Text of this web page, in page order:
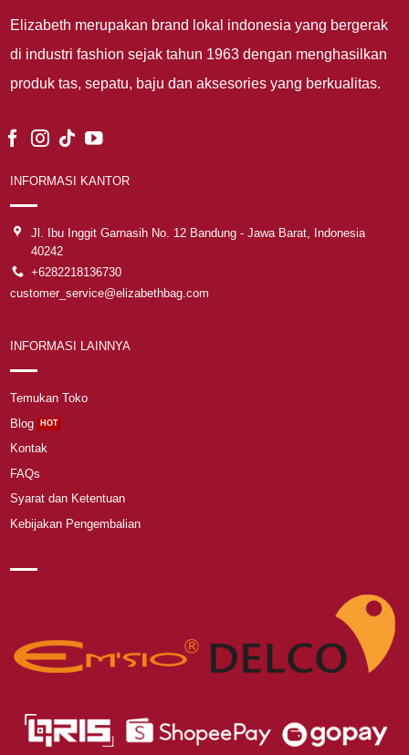
Elizabeth merupakan brand lokal indonesia yang bergerak
di industri fashion sejak tahun 1963 dengan menghasilkan
produk tas, sepatu, baju dan aksesories yang berkualitas.
INFORMASI KANTOR
Jl. Ibu Inggit Garnasih No. 12 Bandung - Jawa Barat, Indonesia
40242
+6282218136730
customer_service@elizabethbag.com
INFORMASI LAINNYA
Temukan Toko
Blog
Kontak
FAQs
Syarat dan Ketentuan
Kebijakan Pengembalian